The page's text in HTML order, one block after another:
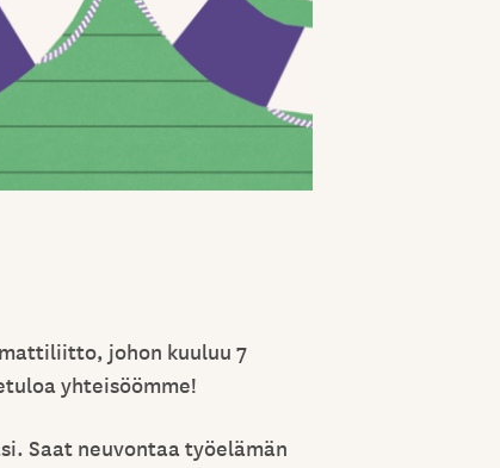
johon kuuluu 7
yhteisöömme!
Saat neuvontaa työelämän